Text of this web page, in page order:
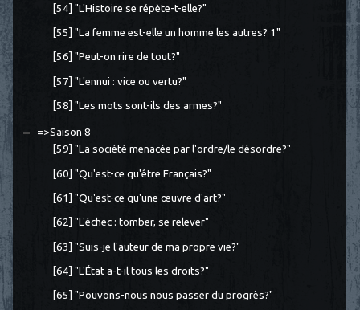
[54] "L'Histoire se répète-t-elle?"
[55] "La femme est-elle un homme les autres? 1"
[56] "Peut-on rire de tout?"
[57] "L'ennui : vice ou vertu?"
[58] "Les mots sont-ils des armes?"
=>Saison 8
[59] "La société menacée par l'ordre/le désordre?"
[60] "Qu'est-ce qu'être Français?"
[61] "Qu'est-ce qu'une œuvre d'art?"
[62] "L'échec : tomber, se relever"
[63] "Suis-je l'auteur de ma propre vie?"
[64] "L'État a-t-il tous les droits?"
[65] "Pouvons-nous nous passer du progrès?"